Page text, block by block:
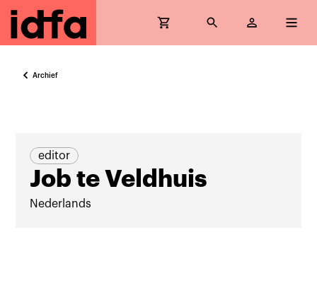
Archief
editor
Job te Veldhuis
Nederlands